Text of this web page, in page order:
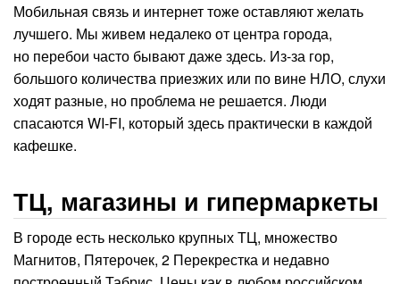
Мобильная связь и интернет тоже оставляют желать
лучшего. Мы живем недалеко от центра города,
но перебои часто бывают даже здесь. Из-за гор,
большого количества приезжих или по вине НЛО, слухи
ходят разные, но проблема не решается. Люди
спасаются WI-FI, который здесь практически в каждой
кафешке.
ТЦ, магазины и гипермаркеты
В городе есть несколько крупных ТЦ, множество
Магнитов, Пятерочек, 2 Перекрестка и недавно